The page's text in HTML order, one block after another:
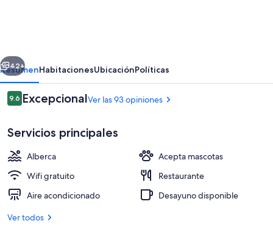
Tropez
Recepción
Siguiente
42+
ResumenHabitacionesUbicaciónPolíticas
Opiniones
9.69.6 de 10,
ExcepcionalVer las 93 opiniones
Servicios principales
Alberca
Acepta mascotas
Wifi gratuito
Restaurante
Aire acondicionado
Desayuno disponible
Ver todos